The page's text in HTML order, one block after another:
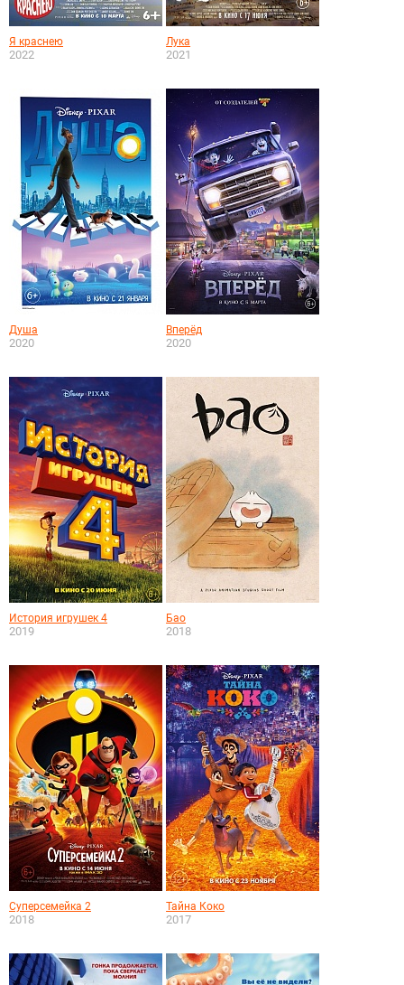
Я краснею
2022
Лука
2021
Душа
2020
Вперёд
2020
История игрушек 4
2019
Бао
2018
Суперсемейка 2
2018
Тайна Коко
2017